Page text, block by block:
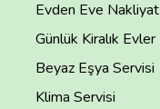
Evden Eve Nakliyat
Günlük Kiralık Evler
Beyaz Eşya Servisi
Klima Servisi